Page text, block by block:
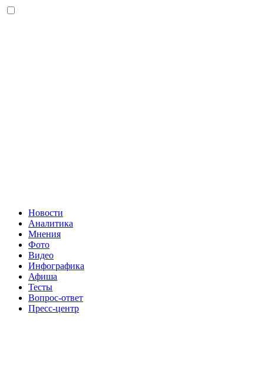
Новости
Аналитика
Мнения
Фото
Видео
Инфографика
Афиша
Тесты
Вопрос-ответ
Пресс-центр